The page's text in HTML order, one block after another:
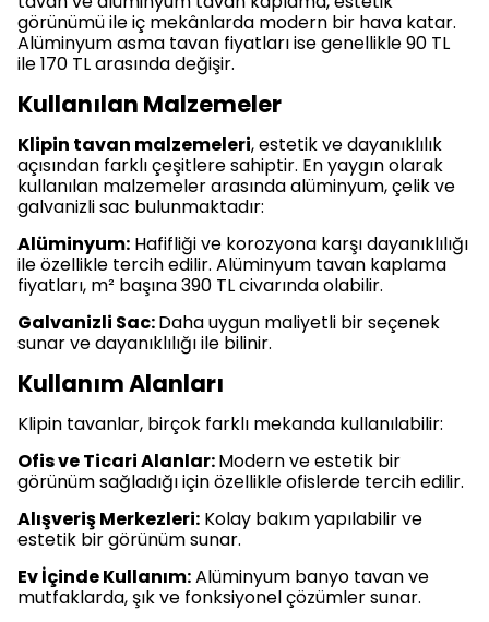
görünümü ile iç mekânlarda modern bir hava katar.
Alüminyum asma tavan fiyatları ise genellikle 90 TL
ile 170 TL arasında değişir.
Kullanılan Malzemeler
Klipin tavan malzemeleri, estetik ve dayanıklılık
açısından farklı çeşitlere sahiptir. En yaygın olarak
kullanılan malzemeler arasında alüminyum, çelik ve
galvanizli sac bulunmaktadır:
Alüminyum: Hafifliği ve korozyona karşı dayanıklılığı
ile özellikle tercih edilir. Alüminyum tavan kaplama
fiyatları, m² başına 390 TL civarında olabilir.
Galvanizli Sac:Daha uygun maliyetli bir seçenek
sunar ve dayanıklılığı ile bilinir.
Kullanım Alanları
Klipin tavanlar, birçok farklı mekanda kullanılabilir:
Ofis ve Ticari Alanlar:Modern ve estetik bir
görünüm sağladığı için özellikle ofislerde tercih edilir.
Alışveriş Merkezleri: Kolay bakım yapılabilir ve
estetik bir görünüm sunar.
Ev İçinde Kullanım:Alüminyum banyo tavan ve
mutfaklarda, şık ve fonksiyonel çözümler sunar.